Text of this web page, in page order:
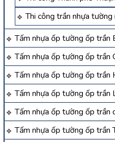
Thi công trần nhựa tường
Tấm nhựa ốp tường ốp trần
Tấm nhựa ốp tường ốp trần
Tấm nhựa ốp tường ốp trần
Tấm nhựa ốp tường ốp trần
Tấm nhựa ốp tường ốp trần
Tấm nhựa ốp tường ốp trần